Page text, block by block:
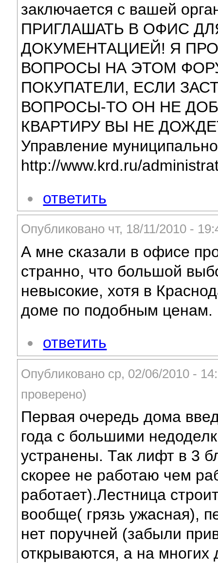
заключается с вашей
ПРИГЛАШАТЬ В ОФИС
ДОКУМЕНТАЦИЕЙ! Я
ВОПРОСЫ НА ЭТОМ
ПОКУПАТЕЛИ, ЕСЛИ
ВОПРОСЫ-ТО ОН НЕ
КВАРТИРУ ВЫ НЕ
Управление
http://www.krd.ru/
ответить
Опубликовано чт, 18/11/2010 -
А мне сказали в офисе
странно, что большой
невысокие, хотя в
доме по подобным ценам.
ответить
Опубликовано ср, 02/06/2010 -
проверено)
Первая очередь дома
года с большими
устранены. Так лифт в 3
скорее не работаю чем
работает).Лестница
вообще( грязь ужасная),
нет поручней (забыли
открываются, а на